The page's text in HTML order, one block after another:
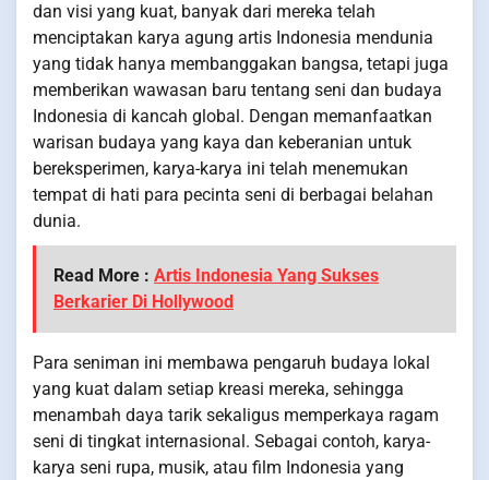
dan visi yang kuat, banyak dari mereka telah
menciptakan karya agung artis Indonesia mendunia
yang tidak hanya membanggakan bangsa, tetapi juga
memberikan wawasan baru tentang seni dan budaya
Indonesia di kancah global. Dengan memanfaatkan
warisan budaya yang kaya dan keberanian untuk
bereksperimen, karya-karya ini telah menemukan
tempat di hati para pecinta seni di berbagai belahan
dunia.
Read More : Artis Indonesia Yang Sukses
Berkarier Di Hollywood
Para seniman ini membawa pengaruh budaya lokal
yang kuat dalam setiap kreasi mereka, sehingga
menambah daya tarik sekaligus memperkaya ragam
seni di tingkat internasional. Sebagai contoh, karya-
karya seni rupa, musik, atau film Indonesia yang